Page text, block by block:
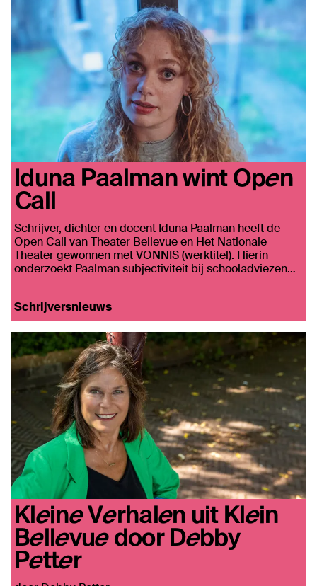
Iduna Paalman wint Open
Call
Schrijver, dichter en docent Iduna Paalman heeft de
Open Call van Theater Bellevue en Het Nationale
Theater gewonnen met VONNIS (werktitel). Hierin
onderzoekt Paalman subjectiviteit bij schooladviezen…
Schrijversnieuws
Kleine Verhalen uit Klein
Bellevue door Debby
Petter